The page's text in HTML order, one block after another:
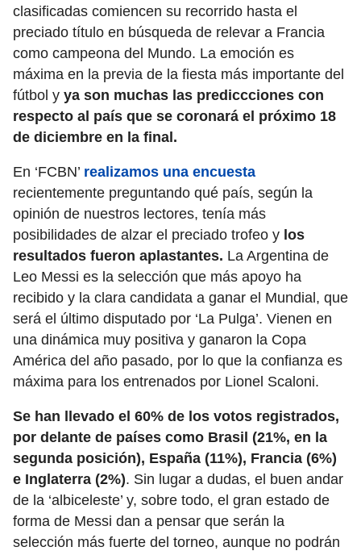
clasificadas comiencen su recorrido hasta el
preciado título en búsqueda de relevar a Francia
como campeona del Mundo. La emoción es
máxima en la previa de la fiesta más importante del
fútbol y ya son muchas las prediccciones con
respecto al país que se coronará el próximo 18
de diciembre en la final.
En ‘FCBN’ realizamos una encuesta
recientemente preguntando qué país, según la
opinión de nuestros lectores, tenía más
posibilidades de alzar el preciado trofeo y los
resultados fueron aplastantes. La Argentina de
Leo Messi es la selección que más apoyo ha
recibido y la clara candidata a ganar el Mundial, que
será el último disputado por ‘La Pulga’. Vienen en
una dinámica muy positiva y ganaron la Copa
América del año pasado, por lo que la confianza es
máxima para los entrenados por Lionel Scaloni.
Se han llevado el 60% de los votos registrados,
por delante de países como Brasil (21%, en la
segunda posición), España (11%), Francia (6%)
e Inglaterra (2%). Sin lugar a dudas, el buen andar
de la ‘albiceleste’ y, sobre todo, el gran estado de
forma de Messi dan a pensar que serán la
selección más fuerte del torneo, aunque no podrán